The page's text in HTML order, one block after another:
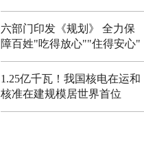
六部门印发《规划》 全力保
障百姓"吃得放心""住得安心"
1.25亿千瓦！我国核电在运和
核准在建规模居世界首位